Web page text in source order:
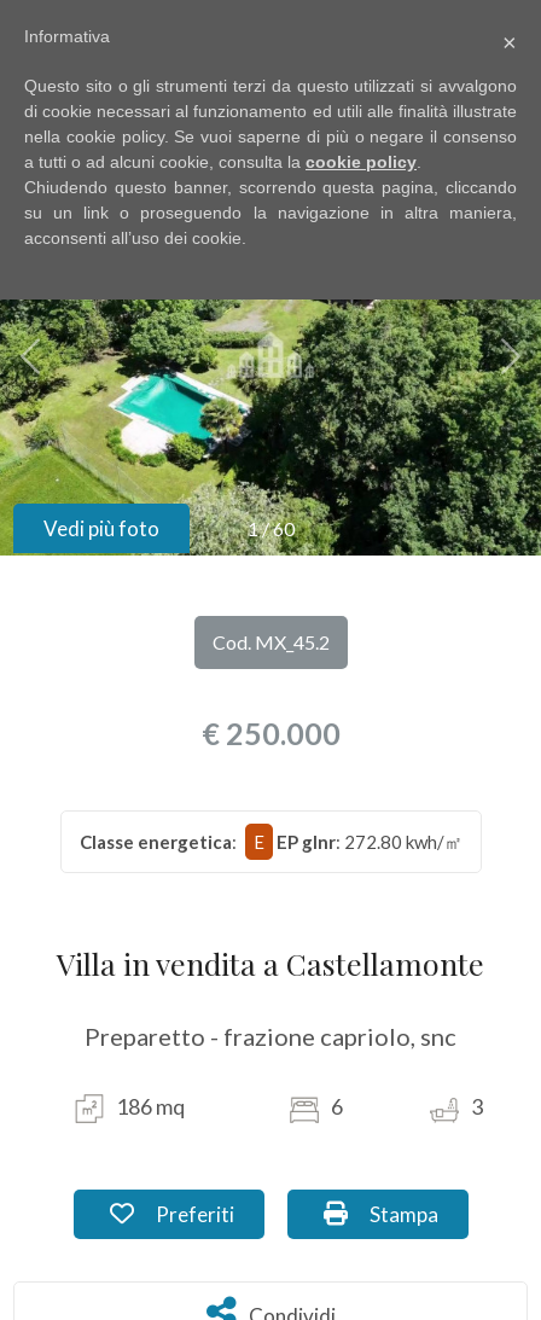
1/60
Vedi più foto
Cod. MX_45.2
€ 250.000
Classe energetica: E EP glnr: 272.80 kwh/㎡
Villa in vendita a Castellamonte
Preparetto - frazione capriolo, snc
186 mq 6 3
Preferiti: Cod. MX_45.2
Preferiti Stampa: Cod.
Stampa
Condividi
EN
HOME
SIAMO
IMMOBILI
SERVIZI
DICONO
CONTATTI
Contratto
Qualsiasi
Vendita
Affitto
Scegli
dove
cercare
Industriali
×
Informativa
Questo sito o gli strumenti terzi da questo utilizzati si avvalgono
di cookie necessari al funzionamento ed utili alle finalità illustrate
nella cookie policy. Se vuoi saperne di più o negare il consenso
a tutti o ad alcuni cookie, consulta la cookie policy
Chiudendo questo banner, scorrendo questa pagina, cliccando
su un link o proseguendo la navigazione in altra maniera,
acconsenti all’uso dei cookie.